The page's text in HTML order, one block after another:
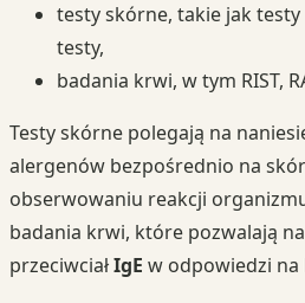
testy skórne, takie jak
testy,
badania krwi, w tym RIST,
Testy skórne polegają na
alergenów bezpośrednio na
obserwowaniu reakcji
badania krwi, które pozwalają
przeciwciałIgE w odpowiedzi